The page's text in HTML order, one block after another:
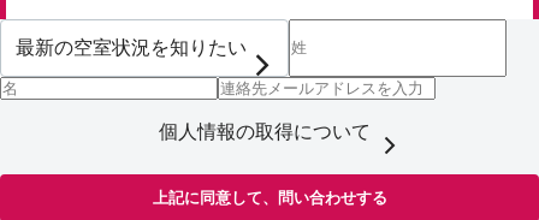
個人情報の取得について
上記に同意して、問い合わせする